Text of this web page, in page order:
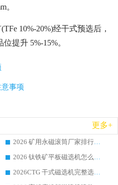
。
10%-20%)经干式预选后，
提升 5%-15%。
事项
更多+
2026 矿用永磁滚筒厂家排行榜选购指南，行业口碑领域强者华体会手机网页版-华体会(中国)
2026 钛铁矿平板磁选机怎么选 靠谱生产企业实力排行榜选购参考攻略
2026CTG 干式磁选机完整选购指南 行业口碑顶尖靠谱生产龙头厂家实力推荐